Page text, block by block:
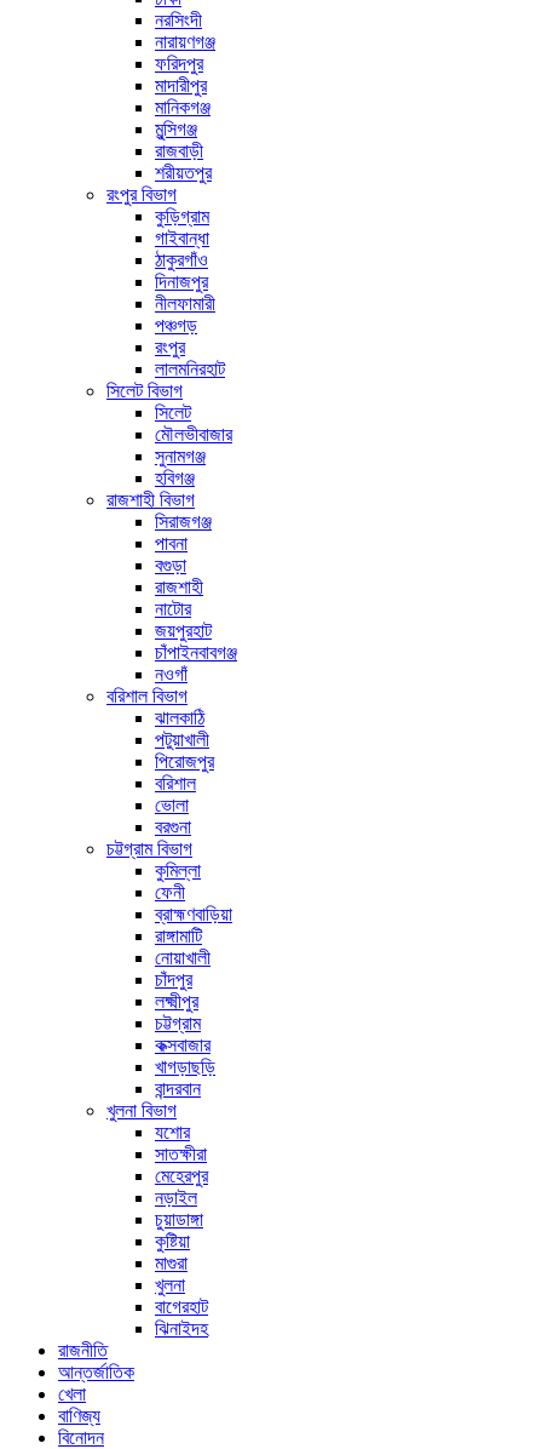
নরসিংদী
নারায়ণগঞ্জ
ফরিদপুর
মাদারীপুর
মানিকগঞ্জ
মুন্সিগঞ্জ
রাজবাড়ী
শরীয়তপুর
রংপুর বিভাগ
কুড়িগ্রাম
গাইবান্ধা
ঠাকুরগাঁও
দিনাজপুর
নীলফামারী
পঞ্চগড়
রংপুর
লালমনিরহাট
সিলেট বিভাগ
সিলেট
মৌলভীবাজার
সুনামগঞ্জ
হবিগঞ্জ
রাজশাহী বিভাগ
সিরাজগঞ্জ
পাবনা
বগুড়া
রাজশাহী
নাটোর
জয়পুরহাট
চাঁপাইনবাবগঞ্জ
নওগাঁ
বরিশাল বিভাগ
ঝালকাঠি
পটুয়াখালী
পিরোজপুর
বরিশাল
ভোলা
বরগুনা
চট্টগ্রাম বিভাগ
কুমিল্লা
ফেনী
ব্রাহ্মণবাড়িয়া
রাঙ্গামাটি
নোয়াখালী
চাঁদপুর
লক্ষ্মীপুর
চট্টগ্রাম
কক্সবাজার
খাগড়াছড়ি
বান্দরবান
খুলনা বিভাগ
যশোর
সাতক্ষীরা
মেহেরপুর
নড়াইল
চুয়াডাঙ্গা
কুষ্টিয়া
মাগুরা
খুলনা
বাগেরহাট
ঝিনাইদহ
রাজনীতি
আন্তর্জাতিক
খেলা
বাণিজ্য
বিনোদন